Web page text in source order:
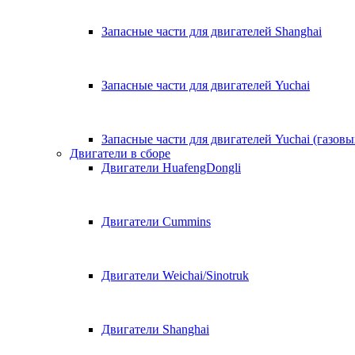
Запасные части для двигателей Shanghai
Запасные части для двигателей Yuchai
Запасные части для двигателей Yuchai
Двигатели в сборе
Двигатели HuafengDongli
Двигатели Cummins
Двигатели Weichai/Sinotruk
Двигатели Shanghai